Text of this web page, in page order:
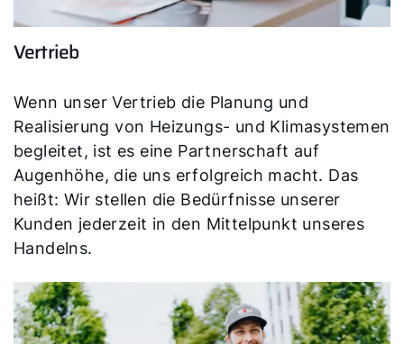
Vertrieb
Wenn unser Vertrieb die Planung und
Realisierung von Heizungs- und Klimasystemen
begleitet, ist es eine Partnerschaft auf
Augenhöhe, die uns erfolgreich macht. Das
heißt: Wir stellen die Bedürfnisse unserer
Kunden jederzeit in den Mittelpunkt unseres
Handelns.